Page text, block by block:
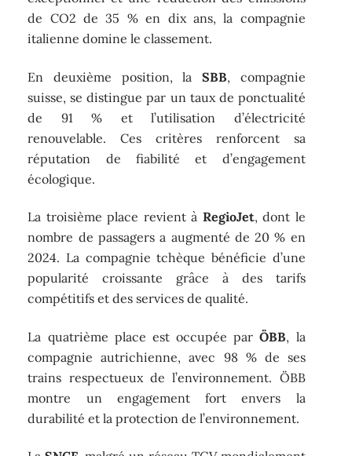
de CO2 de 35 % en dix ans, la compagnie
italienne domine le classement.
En deuxième position, la SBB, compagnie
suisse, se distingue par un taux de ponctualité
de 91 % et l’utilisation d’électricité
renouvelable. Ces critères renforcent sa
réputation de fiabilité et d’engagement
écologique.
La troisième place revient à RegioJet, dont le
nombre de passagers a augmenté de 20 % en
2024. La compagnie tchèque bénéficie d’une
popularité croissante grâce à des tarifs
compétitifs et des services de qualité.
La quatrième place est occupée parÖBB, la
compagnie autrichienne, avec 98 % de ses
trains respectueux de l’environnement. ÖBB
montre un engagement fort envers la
durabilité et la protection de l’environnement.